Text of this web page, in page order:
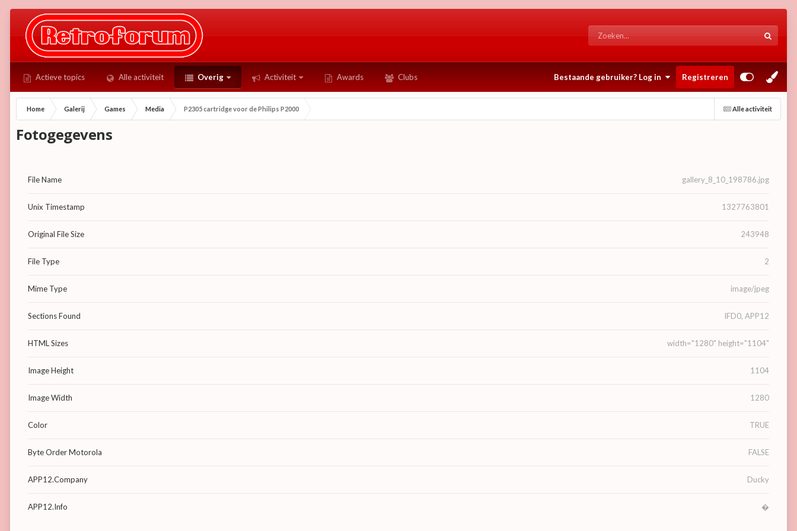
Actieve topics Alle activiteit Overig Activiteit Awards Clubs Bestaande gebruiker? Log in Registreren
Alle activiteit
Home Galerij Games Media P2305 cartridge voor de Philips P2000
Fotogegevens
File Name gallery_8_10_198786.jpg
Unix Timestamp 1327763801
Original File Size 243948
File Type 2
Mime Type image/jpeg
Sections Found IFD0, APP12
HTML Sizes width="1280" height="1104"
Image Height 1104
Image Width 1280
Color TRUE
Byte Order Motorola FALSE
APP12.Company Ducky
APP12.Info �